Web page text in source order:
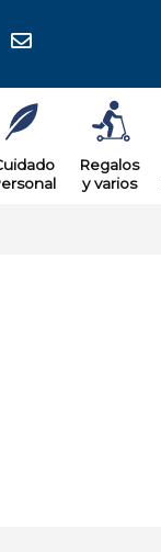
Regalos
y varios